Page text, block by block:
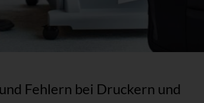
Fehlern bei Druckern und